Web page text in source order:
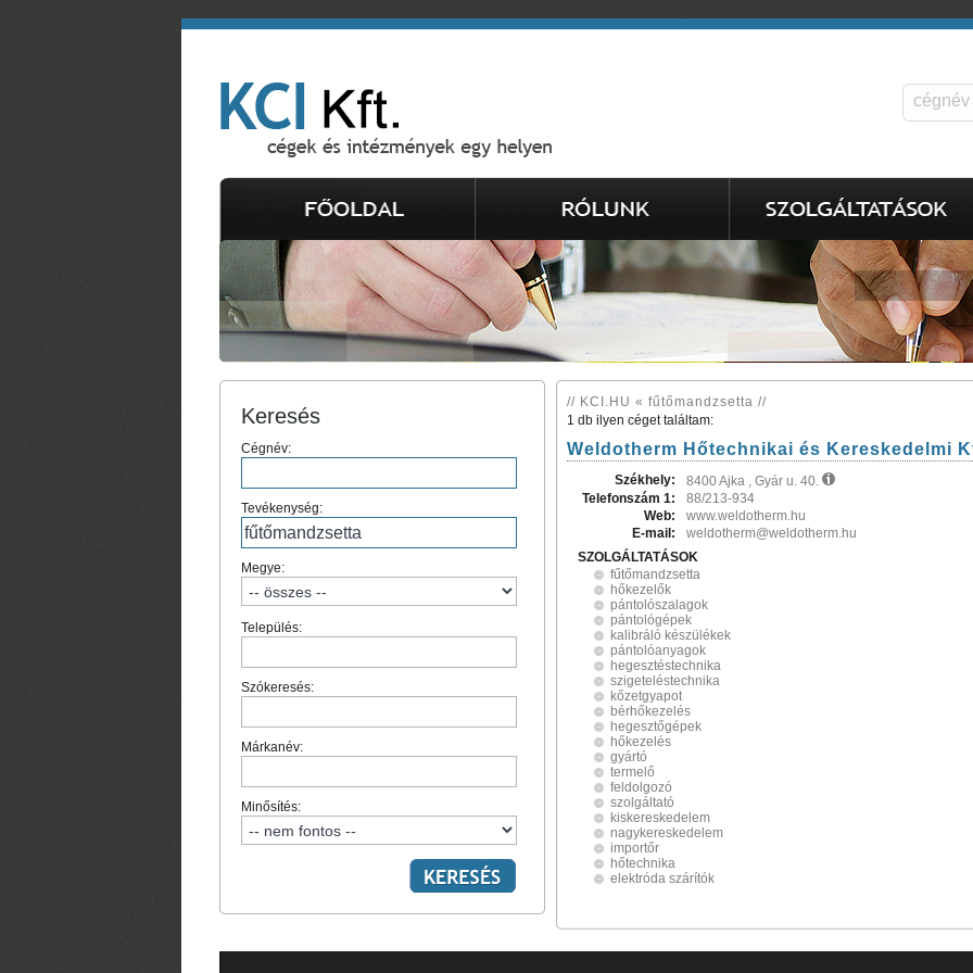
Keresés
Cégnév:
Tevékenység:
Megye:
Település:
Szókeresés:
Márkanév:
Minősítés:
// KCI.HU « fűtőmandzsetta //
1 db ilyen céget találtam:
Weldotherm Hőtechnikai és Kereskedelmi
Székhely:
8400 Ajka , Gyár u. 40.
Telefonszám 1:
88/213-934
Web:
www.weldotherm.hu
E-mail:
weldotherm@weldotherm.hu
SZOLGÁLTATÁSOK
fűtőmandzsetta
hőkezelők
pántolószalagok
pántológépek
kalibráló készülékek
pántolóanyagok
hegesztéstechnika
szigeteléstechnika
kőzetgyapot
bérhőkezelés
hegesztőgépek
hőkezelés
gyártó
termelő
feldolgozó
szolgáltató
kiskereskedelem
nagykereskedelem
importőr
hőtechnika
elektróda szárítók